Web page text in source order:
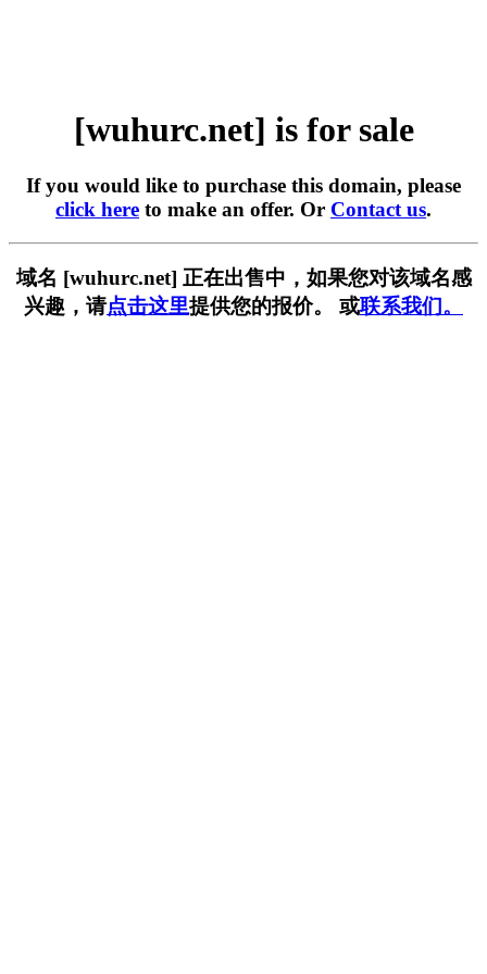
[wuhurc.net] is for sale
If you would like to purchase this domain, please
click here to make an offer. Or Contact us.
域名 [wuhurc.net] 正在出售中，如果您对该域名感
兴趣，请点击这里提供您的报价。 或联系我们。